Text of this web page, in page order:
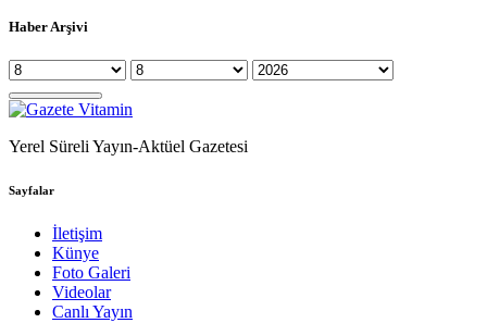
Haber Arşivi
Yerel Süreli Yayın-Aktüel Gazetesi
Sayfalar
İletişim
Künye
Foto Galeri
Videolar
Canlı Yayın